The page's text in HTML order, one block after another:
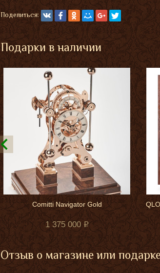
Поделиться:
Подарки в наличии
Comitti Navigator Gold
1 375 000
Отзыв о магазине или